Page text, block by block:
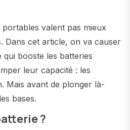
valent pas mieux
Dans cet article, on va causer
booste les batteries
leur capacité : les
Mais avant de plonger là-
bases.
?